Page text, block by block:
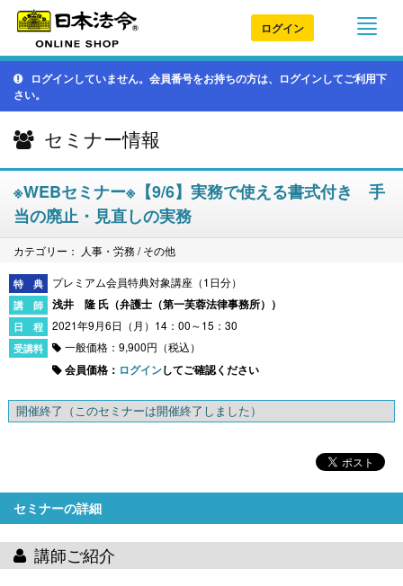
ログイン
ログインしていません。会員番号をお持ちの方は、ログインしてご利用下
さい。
セミナー情報
※WEBセミナー※【9/6】実務で使える書式付き 手
当の廃止・見直しの実務
カテゴリー： 人事・労務 / その他
プレミアム会員特典対象講座（1日分）
浅井 隆 氏（弁護士（第一芙蓉法律事務所） ）
2021年9月6日（月）14：00～15：30
一般価格：9,900円（税込）
会員価格： ログインしてご確認ください
開催終了 （このセミナーは開催終了しました）
セミナーの詳細
講師ご紹介